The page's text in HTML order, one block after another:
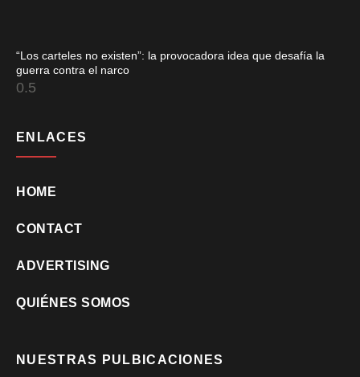
“Los carteles no existen”: la provocadora idea que desafía la
guerra contra el narco
ENLACES
HOME
CONTACT
ADVERTISING
QUIÉNES SOMOS
NUESTRAS PULBICACIONES